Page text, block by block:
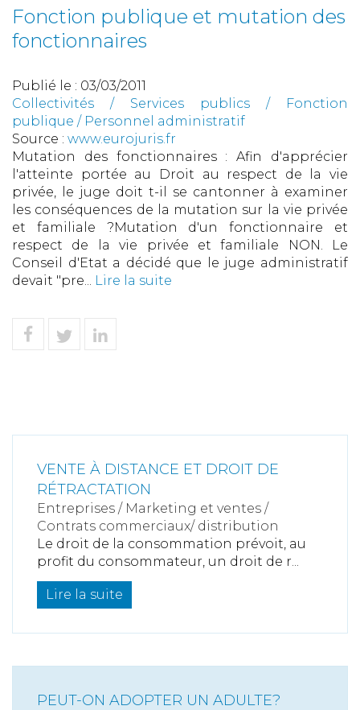
Fonction publique et mutation des
fonctionnaires
Publié le : 03/03/2011
Collectivités / Services publics /
Fonction
publique / Personnel administratif
Source : www.eurojuris.fr
Mutation des fonctionnaires : Afin d'apprécier
l'atteinte portée au Droit au respect de la vie
privée, le juge doit t-il se cantonner à examiner
les conséquences de la mutation sur la vie privée
et familiale ?Mutation d'un fonctionnaire et
respect de la vie privée et familiale NON. Le
Conseil d'Etat a décidé que le juge administratif
devait "pre... Lire la suite
VENTE À DISTANCE ET DROIT DE
RÉTRACTATION
Entreprises / Marketing et ventes /
Contrats commerciaux/ distribution
Le droit de la consommation prévoit, au
profit du consommateur, un droit de r...
Lire la suite
PEUT-ON ADOPTER UN ADULTE?